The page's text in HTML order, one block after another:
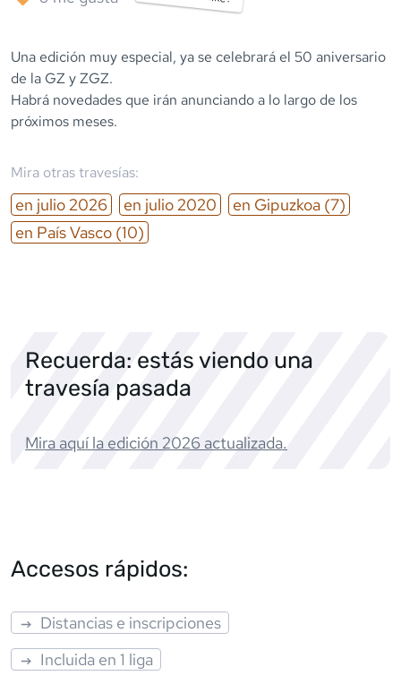
Una edición muy especial, ya se celebrará el 50 aniversario
de la GZ y ZGZ.
Habrá novedades que irán anunciando a lo largo de los
próximos meses.
Mira otras travesías:
en julio 2026 en julio 2020 en Gipuzkoa (7)
en País Vasco (10)
Recuerda: estás viendo una
travesía pasada
Mira aquí la edición 2026 actualizada.
Accesos rápidos:
Distancias e inscripciones
Incluida en 1 liga